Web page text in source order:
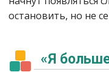
остановить, но не
«Я